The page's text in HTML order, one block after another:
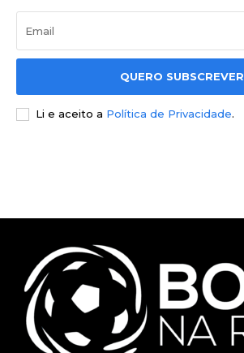
QUERO SUBSCREVER
Li e aceito a Política de Privacidade.